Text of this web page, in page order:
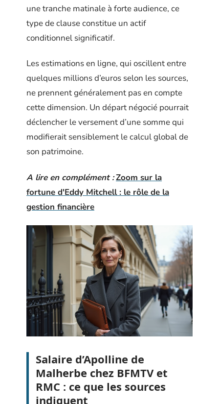
une tranche matinale à forte audience, ce
type de clause constitue un actif
conditionnel significatif.
Les estimations en ligne, qui oscillent entre
quelques millions d’euros selon les sources,
ne prennent généralement pas en compte
cette dimension. Un départ négocié pourrait
déclencher le versement d’une somme qui
modifierait sensiblement le calcul global de
son patrimoine.
A lire en complément :Zoom sur la
fortune d'Eddy Mitchell : le rôle de la
gestion financière
Salaire d’Apolline de
Malherbe chez BFMTV et
RMC : ce que les sources
indiquent